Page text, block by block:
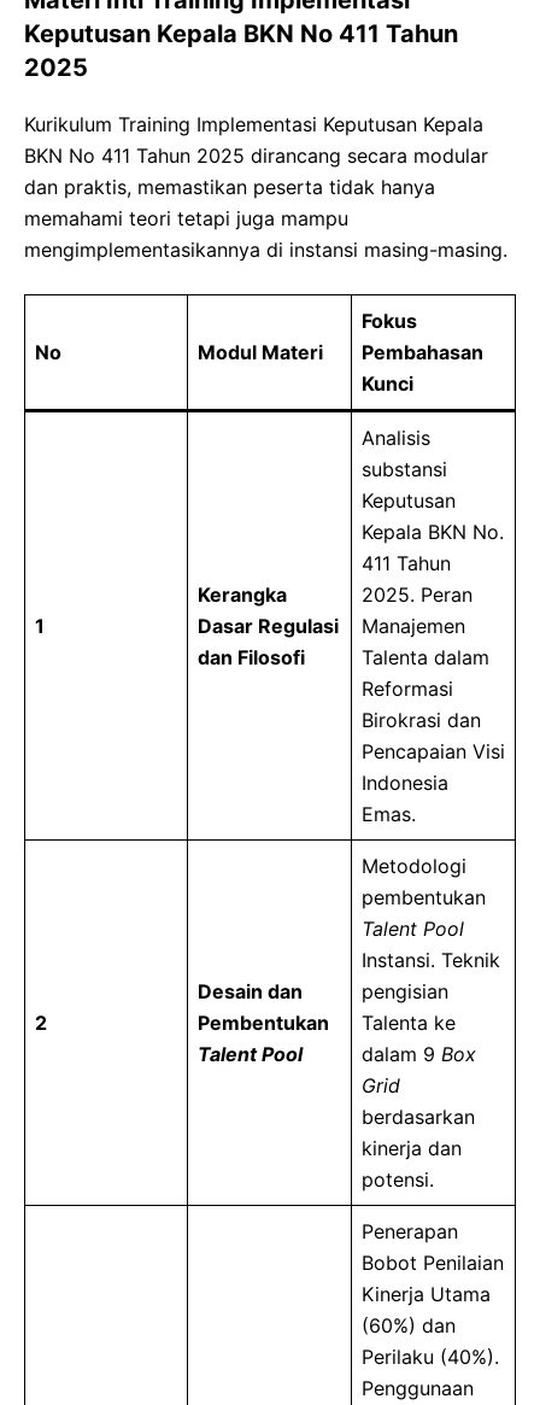
Keputusan Kepala BKN No 411 Tahun
2025
Kurikulum Training Implementasi Keputusan Kepala
BKN No 411 Tahun 2025 dirancang secara modular
dan praktis, memastikan peserta tidak hanya
memahami teori tetapi juga mampu
mengimplementasikannya di instansi masing-masing.
No Modul Materi
Fokus
Pembahasan
Kunci
1
Kerangka
Dasar Regulasi
dan Filosofi
Analisis
substansi
Keputusan
Kepala BKN No.
411 Tahun
2025. Peran
Manajemen
Talenta dalam
Reformasi
Birokrasi dan
Pencapaian Visi
Indonesia
Emas.
2
Desain dan
Pembentukan
Talent Pool
Metodologi
pembentukan
Talent Pool
Instansi. Teknik
pengisian
Talenta ke
dalam 9 Box
Grid
berdasarkan
kinerja dan
potensi.
Penerapan
Bobot Penilaian
Kinerja Utama
(60%) dan
Perilaku (40%).
Penggunaan